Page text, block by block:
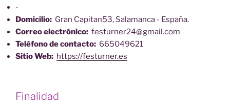
-
Domicilio: Gran Capitan53, Salamanca - España.
Correo electrónico: festurner24@gmail.com
Teléfono de contacto: 665049621
Sitio Web: https://festurner.es
Finalidad